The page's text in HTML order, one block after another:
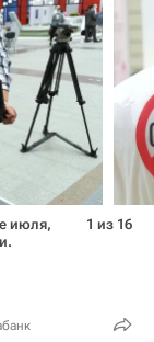
июля,
1 из 16